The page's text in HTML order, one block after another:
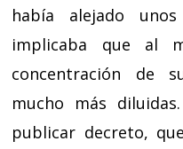
había alejado
implicaba que al
concentración de
mucho más
publicar decreto,